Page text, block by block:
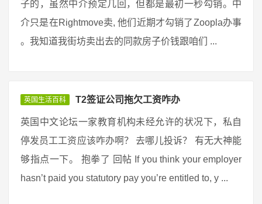
子的，虽然中介预定几回，但都是最初一秒勾销。中
介只是在Rightmove卖, 他们近期才勾销了Zoopla办事
。我知道我街坊卖出去的同款房子价钱跟咱们 ...
英国生活百科 T2签证公司拖欠工资咋办
英国中文论坛一家教育机构未经允许的状况下，私自
停发员工工资应该咋办啊？ 去哪儿投诉？ 有无大神能
够指点一下。 抱拳了 回帖 If you think your employer
hasn’t paid you statutory pay you’re entitled to, y ...